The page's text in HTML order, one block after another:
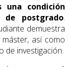
condición
postgrado.
demuestra
así como
de investigación.